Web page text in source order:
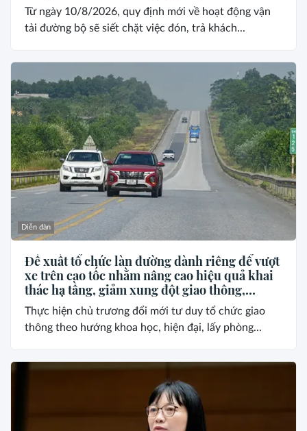
Từ ngày 10/8/2026, quy định mới về hoạt động vận
tải đường bộ sẽ siết chặt việc đón, trả khách...
Diễn đàn
Đề xuất tổ chức làn đường dành riêng để vượt
xe trên cao tốc nhằm nâng cao hiệu quả khai
thác hạ tầng, giảm xung đột giao thông,
phòng ngừa tai nạn
Thực hiện chủ trương đổi mới tư duy tổ chức giao
thông theo hướng khoa học, hiện đại, lấy phòng...